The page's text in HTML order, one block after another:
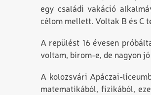
egy családi vakáció
célom mellett. Voltak B és C
A repülést 16 évesen
voltam, bírom-e, de nagyon
A kolozsvári Apáczai-
matematikából, fizikából,